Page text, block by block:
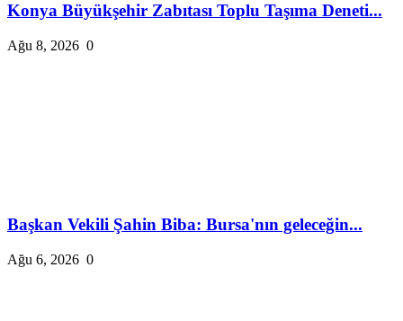
Konya Büyükşehir Zabıtası Toplu Taşıma Deneti...
Ağu 8, 2026 0
Başkan Vekili Şahin Biba: Bursa'nın geleceğin...
Ağu 6, 2026 0